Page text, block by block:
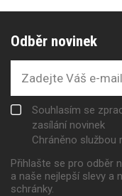
Odběr novinek
Souhlasím se
zasílání novinek
Chráněno službou
Přihlašte se pro odběr
a naše nejlepší slevy a
schránky.